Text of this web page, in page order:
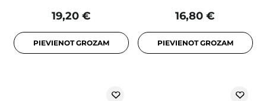
19,20 €
PIEVIENOT GROZAM
16,80 €
PIEVIENOT GROZAM